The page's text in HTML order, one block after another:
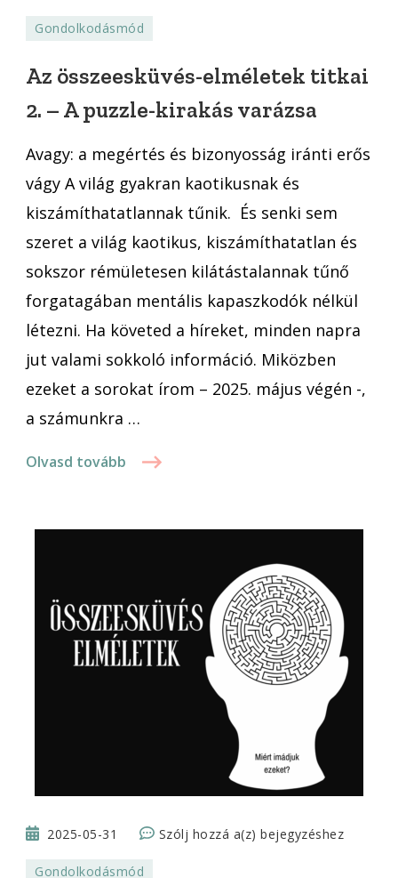
2.
–
puzzle-
kirakás
Gondolkodásmód
Az összeesküvés-elméletek titkai
2. – A puzzle-kirakás varázsa
Avagy: a megértés és bizonyosság iránti erős
vágy A világ gyakran kaotikusnak és
kiszámíthatatlannak tűnik. És senki sem
szeret a világ kaotikus, kiszámíthatatlan és
sokszor rémületesen kilátástalannak tűnő
forgatagában mentális kapaszkodók nélkül
létezni. Ha követed a híreket, minden napra
jut valami sokkoló információ. Miközben
ezeket a sorokat írom – 2025. május végén -,
a számunkra …
Olvasd tovább
2025-05-31 Szólj hozzá a(z)Az
bejegyzéshez
Gondolkodásmód